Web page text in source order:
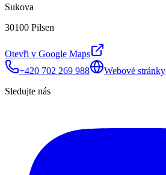
Sukova
30100 Pilsen
Otevři v Google Maps
+420 702 269 988
Webové stránky
Sledujte nás